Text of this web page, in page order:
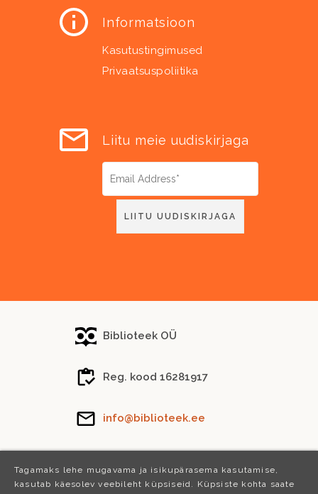
Informatsioon
Kasutustingimused
Privaatsuspoliitika
Liitu meie uudiskirjaga
Biblioteek OÜ
Reg. kood 16281917
info@biblioteek.ee
Tagamaks lehe mugavama ja isikupärasema kasutamise,
kasutab käesolev veebileht küpsiseid. Küpsiste kohta saate